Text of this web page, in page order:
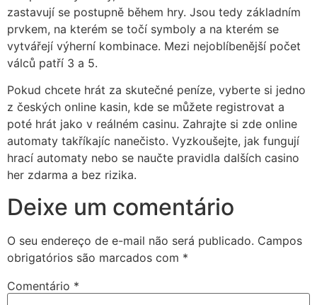
zastavují se postupně během hry. Jsou tedy základním
prvkem, na kterém se točí symboly a na kterém se
vytvářejí výherní kombinace. Mezi nejoblíbenější počet
válců patří 3 a 5.
Pokud chcete hrát za skutečné peníze, vyberte si jedno
z českých online kasin, kde se můžete registrovat a
poté hrát jako v reálném casinu. Zahrajte si zde online
automaty takříkajíc nanečisto. Vyzkoušejte, jak fungují
hrací automaty nebo se naučte pravidla dalších casino
her zdarma a bez rizika.
Deixe um comentário
O seu endereço de e-mail não será publicado. Campos
obrigatórios são marcados com *
Comentário *